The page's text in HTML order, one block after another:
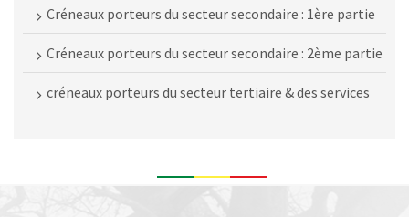
Créneaux porteurs du secteur secondaire : 1ère partie
Créneaux porteurs du secteur secondaire : 2ème partie
créneaux porteurs du secteur tertiaire & des services